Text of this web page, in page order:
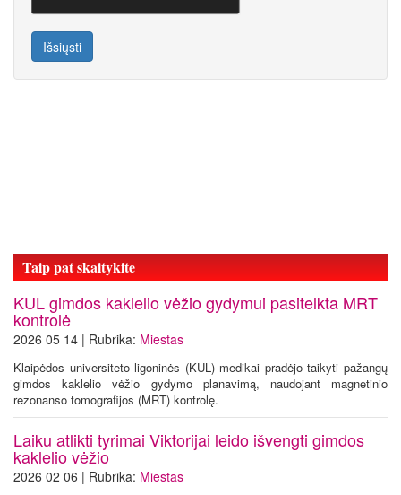
Išsiųsti
Taip pat skaitykite
KUL gimdos kaklelio vėžio gydymui pasitelkta MRT
kontrolė
2026 05 14 | Rubrika: Miestas
Klaipėdos universiteto ligoninės (KUL) medikai pradėjo taikyti pažangų
gimdos kaklelio vėžio gydymo planavimą, naudojant magnetinio
rezonanso tomografijos (MRT) kontrolę.
Laiku atlikti tyrimai Viktorijai leido išvengti gimdos
kaklelio vėžio
2026 02 06 | Rubrika: Miestas